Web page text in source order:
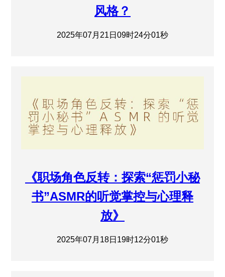
风格？
2025年07月21日09时24分01秒
《职场角色反转：探索“惩罚小秘
书”ASMR的听觉掌控与心理释
放》
2025年07月18日19时12分01秒